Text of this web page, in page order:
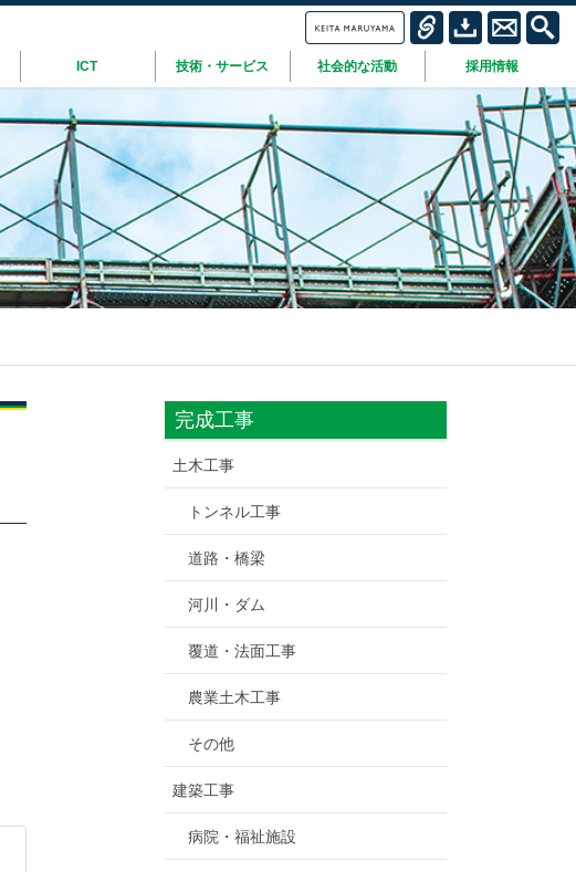
ICT 技術・サービス 社会的な活動 採用情報
完成工事
土木工事
トンネル工事
道路・橋梁
河川・ダム
覆道・法面工事
農業土木工事
その他
建築工事
病院・福祉施設